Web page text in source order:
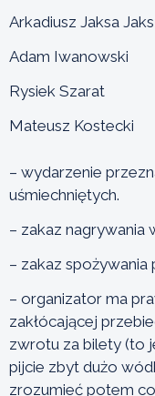
Arkadiusz Jaksa
Adam Iwanowski
Rysiek Szarat
Mateusz Kostecki
– wydarzenie
uśmiechniętych.
– zakaz nagrywania
– zakaz
– organizator ma
zakłócającej
zwrotu za bilety (to
pijcie zbyt dużo
zrozumieć potem